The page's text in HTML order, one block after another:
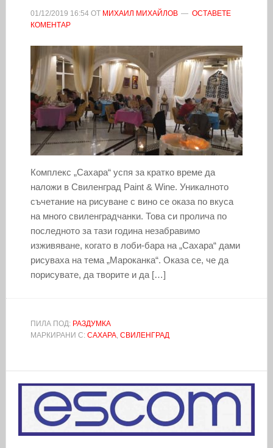
01/12/2019 16:54ОТ МИХАИЛ МИХАЙЛОВ
ОСТАВЕТЕ
КОМЕНТАР
Комплекс „Сахара“ успя за кратко време да
наложи в Свиленград Paint & Wine. Уникалното
съчетание на рисуване с вино се оказа по вкуса
на много свиленградчанки. Това си пролича по
последното за тази година незабравимо
изживяване, когато в лоби-бара на „Сахара“ дами
рисуваха на тема „Мароканка“. Оказа се, че дa
пopиcyвaтe, дa твopитe и дa […]
ПИЛА ПОД: РАЗДУМКА
МАРКИРАНИ С: САХАРА, СВИЛЕНГРАД